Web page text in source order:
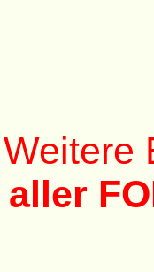
Weitere
aller